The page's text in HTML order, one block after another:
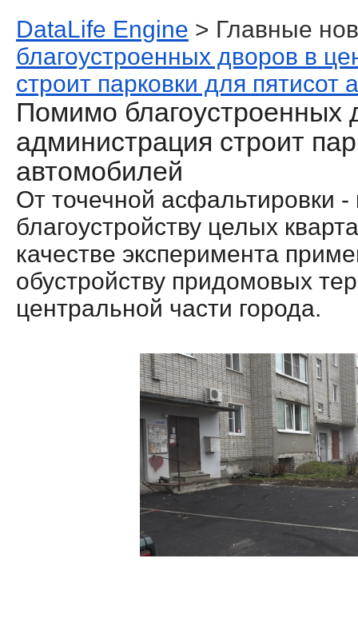
DataLife Engine > Главные
благоустроенных дворов в
строит парковки для пятисот
Помимо благоустроенных
администрация строит
автомобилей
От точечной асфальтировки -
благоустройству целых
качестве эксперимента
обустройству придомовых
центральной части города.